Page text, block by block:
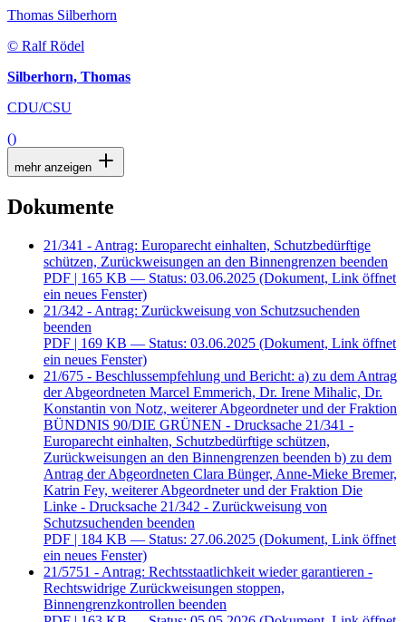
Thomas Silberhorn
© Ralf Rödel
Silberhorn, Thomas
CDU/CSU
()
mehr anzeigen
Dokumente
21/341 - Antrag: Europarecht einhalten, Schutzbedürftige
schützen, Zurückweisungen an den Binnengrenzen beenden
PDF | 165 KB — Status: 03.06.2025 (Dokument, Link öffnet
ein neues Fenster)
21/342 - Antrag: Zurückweisung von Schutzsuchenden
beenden
PDF | 169 KB — Status: 03.06.2025 (Dokument, Link öffnet
ein neues Fenster)
21/675 - Beschlussempfehlung und Bericht: a) zu dem Antrag
der Abgeordneten Marcel Emmerich, Dr. Irene Mihalic, Dr.
Konstantin von Notz, weiterer Abgeordneter und der Fraktion
BÜNDNIS 90/DIE GRÜNEN - Drucksache 21/341 -
Europarecht einhalten, Schutzbedürftige schützen,
Zurückweisungen an den Binnengrenzen beenden b) zu dem
Antrag der Abgeordneten Clara Bünger, Anne-Mieke Bremer,
Katrin Fey, weiterer Abgeordneter und der Fraktion Die
Linke - Drucksache 21/342 - Zurückweisung von
Schutzsuchenden beenden
PDF | 184 KB — Status: 27.06.2025 (Dokument, Link öffnet
ein neues Fenster)
21/5751 - Antrag: Rechtsstaatlichkeit wieder garantieren -
Rechtswidrige Zurückweisungen stoppen,
Binnengrenzkontrollen beenden